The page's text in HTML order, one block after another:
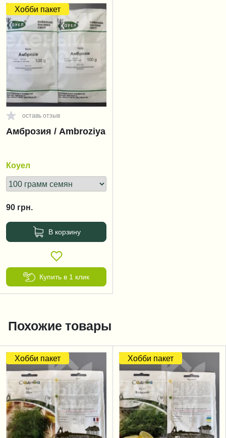
Хобби пакет
оставь отзыв
Амброзия / Ambroziya
Коуел
90 грн.
В корзину
Купить в 1 клик
Похожие товары
Хобби пакет Хобби пакет